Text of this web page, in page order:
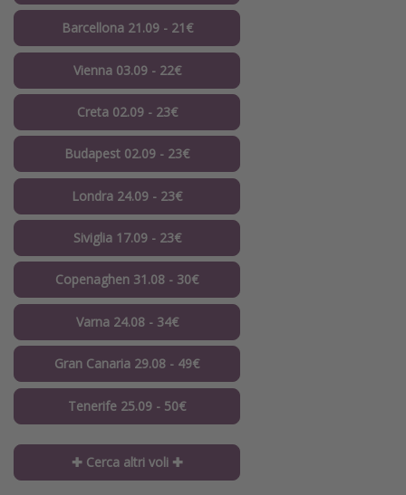
Barcellona 21.09 - 21€
Vienna 03.09 - 22€
Creta 02.09 - 23€
Budapest 02.09 - 23€
Londra 24.09 - 23€
Siviglia 17.09 - 23€
Copenaghen 31.08 - 30€
Varna 24.08 - 34€
Gran Canaria 29.08 - 49€
Tenerife 25.09 - 50€
✚ Cerca altri voli ✚